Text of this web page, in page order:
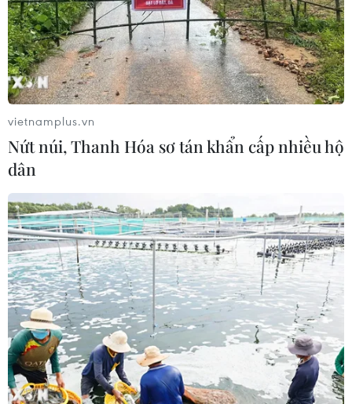
Khẩn trương phân luồng giao thông
sau vụ sạt lở trên tuyến ĐT161 ở Lào
Cai
07/08/2026 02:37
Thời tiết ngày 7/8: Bắc Bộ và Bắc
Trung Bộ giảm mưa về đêm, cục bộ
có mưa to
06/08/2026 23:15
Kế hoạch hành động phòng, chống
bão, lũ, thiên tai cực đoan và biến đổi
khí hậu
06/08/2026 23:00
Mưa lớn gây ngập lụt, chia cắt nhiều
vietnamplus.vn
Nứt núi, Thanh Hóa sơ tán khẩn cấp nhiều hộ
dân